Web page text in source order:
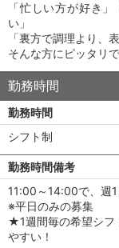
「忙しい方が好き
い」
「裏方で調理より、
そんな方にピッタリで
勤務時間
勤務時間
シフト制
勤務時間備考
11:00～14:00で、週1
※平日のみの募集
★1週間毎の希望シフ
やすい！